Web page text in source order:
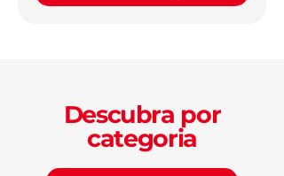
Descubra por
categoria